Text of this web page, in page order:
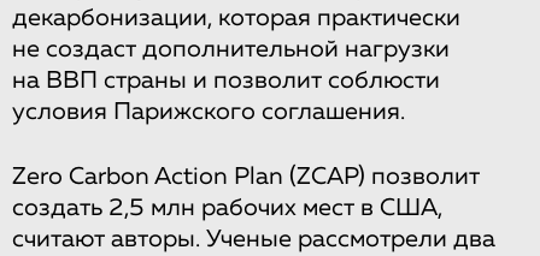
декарбонизации, которая практически
не создаст дополнительной нагрузки
на ВВП страны и позволит соблюсти
условия Парижского соглашения.
Zero Carbon Action Plan (ZCAP) позволит
создать 2,5 млн рабочих мест в США,
считают авторы. Ученые рассмотрели два